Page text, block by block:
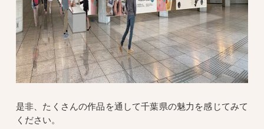
是非、たくさんの作品を通して千葉県の魅力を感じてみて
ください。